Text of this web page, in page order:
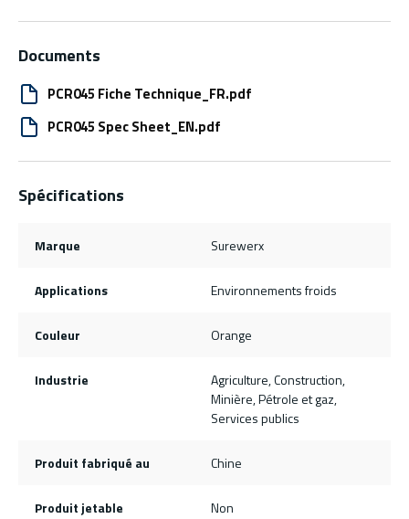
Documents
PCR045 Fiche Technique_FR.pdf
PCR045 Spec Sheet_EN.pdf
Spécifications
Marque Surewerx
Applications Environnements froids
Couleur Orange
Industrie
Agriculture, Construction,
Minière, Pétrole et gaz,
Services publics
Produit fabriqué au Chine
Produit jetable Non